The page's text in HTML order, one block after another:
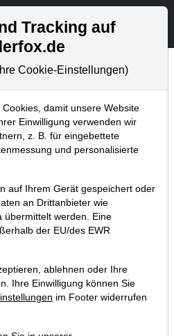
Aktien- und Artikelsuche
2027 - KI bleibt
Dekade
Zehetner
Tracking auf
Cookie-Einstellungen)
damit unsere Website
Einwilligung verwenden wir
z. B. für eingebettete
und personalisierte
auf Ihrem Gerät gespeichert oder
an Drittanbieter wie
übermittelt werden. Eine
der EU/des EWR
ablehnen oder Ihre
Ihre Einwilligung können Sie
im Footer widerrufen